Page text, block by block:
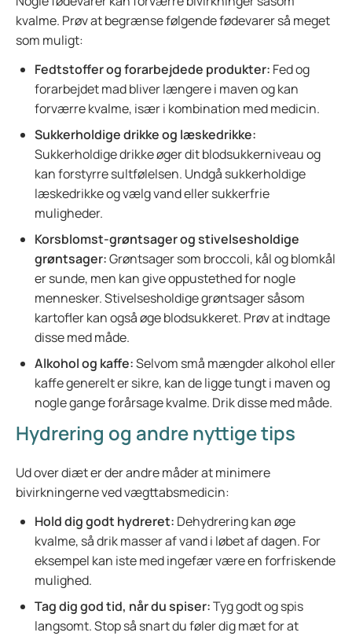
kvalme. Prøv at begrænse følgende fødevarer så meget
som muligt:
Fedtstoffer og forarbejdede produkter: Fed og
forarbejdet mad bliver længere i maven og kan
forværre kvalme, især i kombination med medicin.
Sukkerholdige drikke og læskedrikke:
Sukkerholdige drikke øger dit blodsukkerniveau og
kan forstyrre sultfølelsen. Undgå sukkerholdige
læskedrikke og vælg vand eller sukkerfrie
muligheder.
Korsblomst-grøntsager og stivelsesholdige
grøntsager:Grøntsager som broccoli, kål og blomkål
er sunde, men kan give oppustethed for nogle
mennesker. Stivelsesholdige grøntsager såsom
kartofler kan også øge blodsukkeret. Prøv at indtage
disse med måde.
Alkohol og kaffe:Selvom små mængder alkohol eller
kaffe generelt er sikre, kan de ligge tungt i maven og
nogle gange forårsage kvalme. Drik disse med måde.
Hydrering og andre nyttige tips
Ud over diæt er der andre måder at minimere
bivirkningerne ved vægttabsmedicin:
Hold dig godt hydreret: Dehydrering kan øge
kvalme, så drik masser af vand i løbet af dagen. For
eksempel kan iste med ingefær være en forfriskende
mulighed.
Tag dig god tid, når du spiser:Tyg godt og spis
langsomt. Stop så snart du føler dig mæt for at